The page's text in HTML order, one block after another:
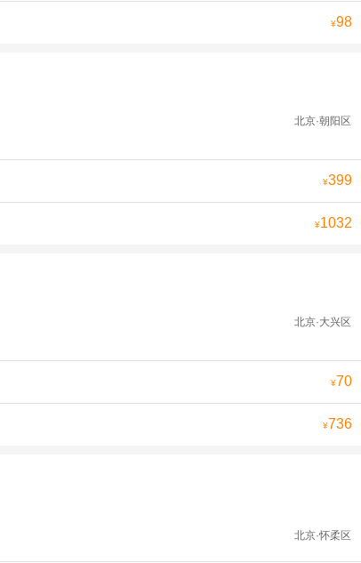
¥98
北京·朝阳区
¥399
¥1032
北京·大兴区
¥70
¥736
北京·怀柔区